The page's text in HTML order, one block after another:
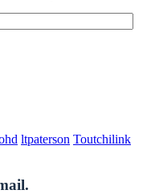
ltpaterson Toutchilink